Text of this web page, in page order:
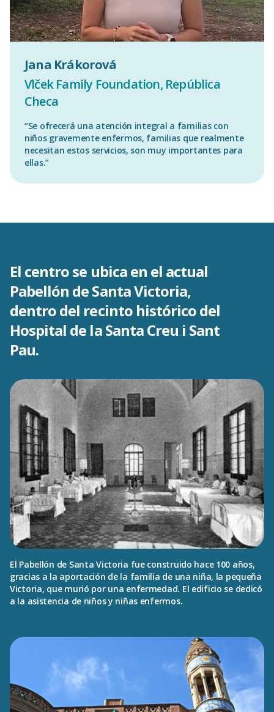
Jana Krákorová
Vlček Family Foundation, República
Checa
“Se ofrecerá una atención integral a familias con
niños gravemente enfermos, familias que realmente
necesitan estos servicios, son muy importantes para
ellas.”
El centro se ubica en el actual
Pabellón de Santa Victoria,
dentro del recinto histórico del
Hospital de la Santa Creu i Sant
Pau.
El Pabellón de Santa Victoria fue construido hace 100 años,
gracias a la aportación de la familia de una niña, la pequeña
Victoria, que murió por una enfermedad. El edificio se dedicó
a la asistencia de niños y niñas enfermos.